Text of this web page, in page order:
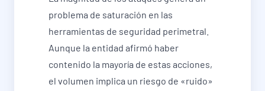
problema de saturación en las
herramientas de seguridad perimetral.
Aunque la entidad afirmó haber
contenido la mayoría de estas acciones,
el volumen implica un riesgo de «ruido»